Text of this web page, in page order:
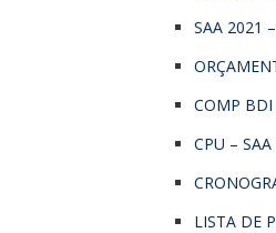
SAA 2021
COMP BDI
CPU –
LISTA DE